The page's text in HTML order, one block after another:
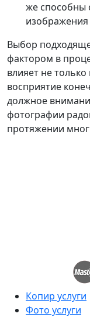
же способны
изображения
Выбор
фактором в
влияет не
восприятие
должное
фотографии
протяжении
Копир услуги
Фото услуги